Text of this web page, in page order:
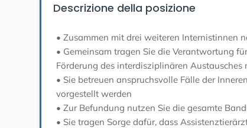
Descrizione della posizione
• Zusammen mit drei weiteren Internistinnen
• Gemeinsam tragen Sie die Verantwortung
Förderung des interdisziplinären Austausches
• Sie betreuen anspruchsvolle Fälle der
vorgestellt werden
• Zur Befundung nutzen Sie die gesamte
• Sie tragen Sorge dafür, dass